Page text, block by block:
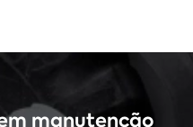
manutenção